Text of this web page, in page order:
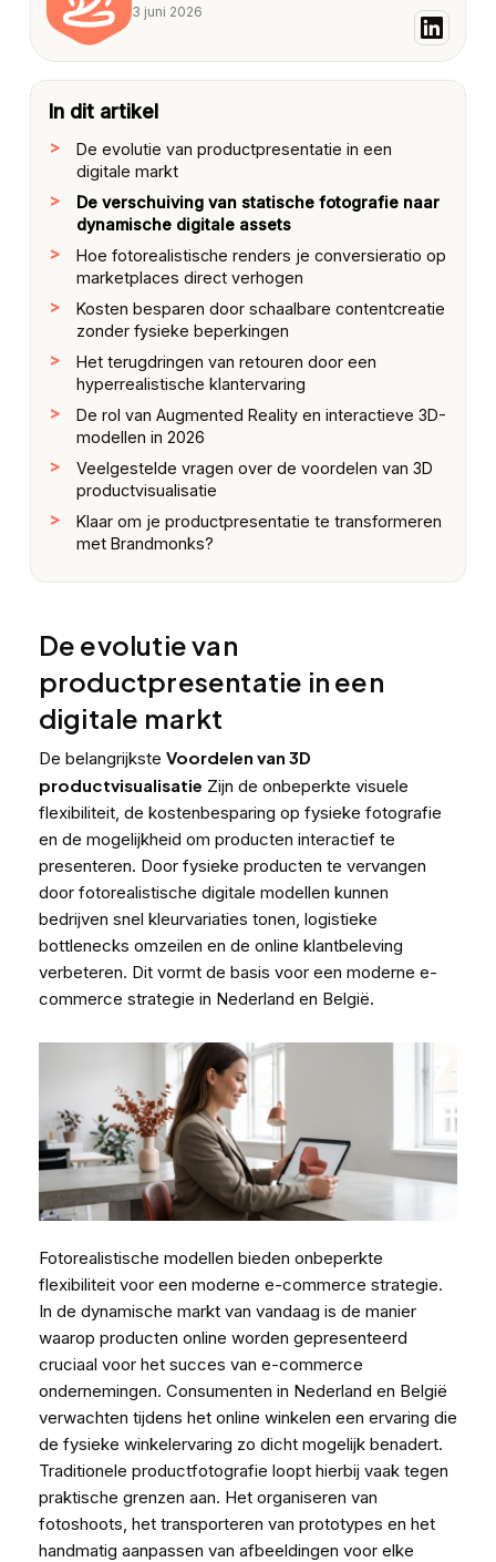
De evolutie van
productpresentatie in een
digitale markt
De belangrijkste Voordelen van 3D
productvisualisatie Zijn de onbeperkte visuele
flexibiliteit, de kostenbesparing op fysieke fotografie
en de mogelijkheid om producten interactief te
presenteren. Door fysieke producten te vervangen
door fotorealistische digitale modellen kunnen
bedrijven snel kleurvariaties tonen, logistieke
bottlenecks omzeilen en de online klantbeleving
verbeteren. Dit vormt de basis voor een moderne e-
commerce strategie in Nederland en België.
Fotorealistische modellen bieden onbeperkte
flexibiliteit voor een moderne e-commerce strategie.
In de dynamische markt van vandaag is de manier
waarop producten online worden gepresenteerd
cruciaal voor het succes van e-commerce
ondernemingen. Consumenten in Nederland en België
verwachten tijdens het online winkelen een ervaring die
de fysieke winkelervaring zo dicht mogelijk benadert.
Traditionele productfotografie loopt hierbij vaak tegen
praktische grenzen aan. Het organiseren van
fotoshoots, het transporteren van prototypes en het
handmatig aanpassen van afbeeldingen voor elke
3 juni 2026
In dit artikel
De evolutie van productpresentatie in een
digitale markt
De verschuiving van statische fotografie naar
dynamische digitale assets
Hoe fotorealistische renders je conversieratio op
marketplaces direct verhogen
Kosten besparen door schaalbare contentcreatie
zonder fysieke beperkingen
Het terugdringen van retouren door een
hyperrealistische klantervaring
De rol van Augmented Reality en interactieve 3D-
modellen in 2026
Veelgestelde vragen over de voordelen van 3D
productvisualisatie
Klaar om je productpresentatie te transformeren
met Brandmonks?